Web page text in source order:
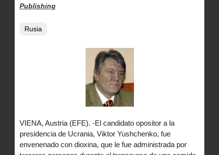
Publishing
Rusia
VIENA, Austria (EFE). -El candidato opositor a la
presidencia de Ucrania, Viktor Yushchenko, fue
envenenado con dioxina, que le fue administrada por